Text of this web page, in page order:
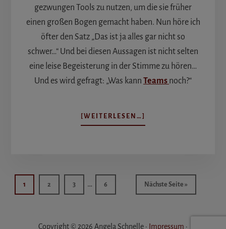
gezwungen Tools zu nutzen, um die sie früher
einen großen Bogen gemacht haben. Nun höre ich
öfter den Satz „Das ist ja alles gar nicht so
schwer…“ Und bei diesen Aussagen ist nicht selten
eine leise Begeisterung in der Stimme zu hören…
Und es wird gefragt: „Was kann Teams noch?“
[WEITERLESEN…]
KANN
Seite
1 Seite
2 Seite
3
Weggelassene
Zwischenseiten
… Seite
6 Nächste Seite aufrufen
»
Copyright © 2026 Angela Schnelle · Impressum ·